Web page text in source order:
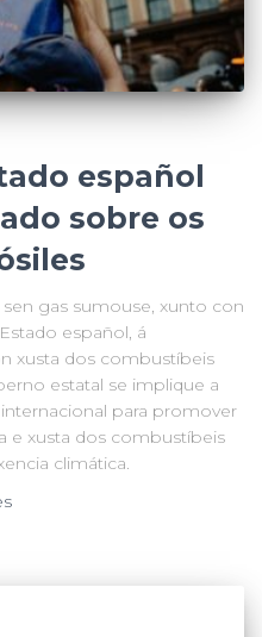
español
sobre os
sen gas sumouse, xunto con
español, á
xusta dos combustíbeis
estatal se implique a
para promover
e xusta dos combustíbeis
climática.